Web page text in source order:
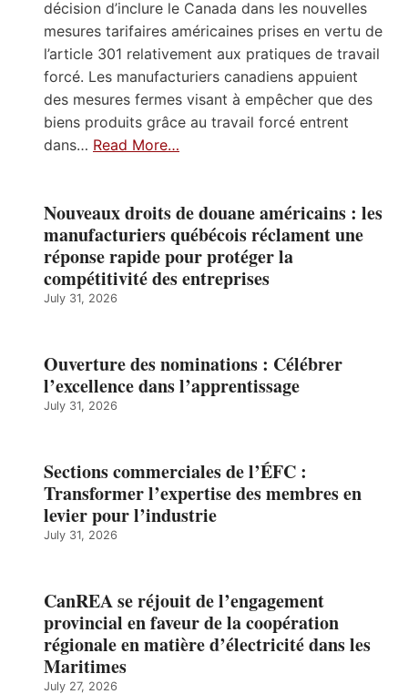
décision d’inclure le Canada dans les nouvelles
mesures tarifaires américaines prises en vertu de
l’article 301 relativement aux pratiques de travail
forcé. Les manufacturiers canadiens appuient
des mesures fermes visant à empêcher que des
biens produits grâce au travail forcé entrent
dans… Read More…
Nouveaux droits de douane américains : les
manufacturiers québécois réclament une
réponse rapide pour protéger la
compétitivité des entreprises
July 31, 2026
Ouverture des nominations : Célébrer
l’excellence dans l’apprentissage
July 31, 2026
Sections commerciales de l’ÉFC :
Transformer l’expertise des membres en
levier pour l’industrie
July 31, 2026
CanREA se réjouit de l’engagement
provincial en faveur de la coopération
régionale en matière d’électricité dans les
Maritimes
July 27, 2026